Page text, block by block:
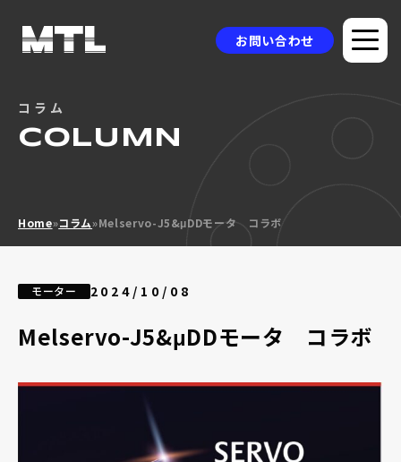
お問い合わせ
企業情報
コラム
お問い合わせ
コラム
COLUMN
Home»コラム»Melservo-J5&μDDモータ コラボ
モーター 2024/10/08
Melservo-J5&μDDモータ コラボ